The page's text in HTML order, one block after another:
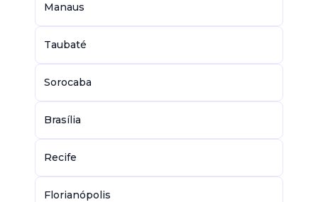
Manaus
Taubaté
Sorocaba
Brasília
Recife
Florianópolis